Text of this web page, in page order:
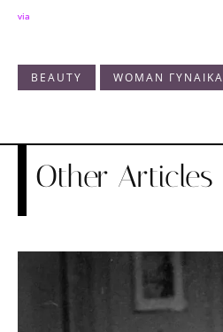
via
BEAUTY WOMAN ΓΥΝΑΙΚΑ
Other Articles